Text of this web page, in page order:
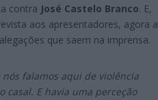
contra José Castelo Branco. E,
aos apresentadores, agora a
que saem na imprensa.
falamos aqui de violência
E havia uma perceção